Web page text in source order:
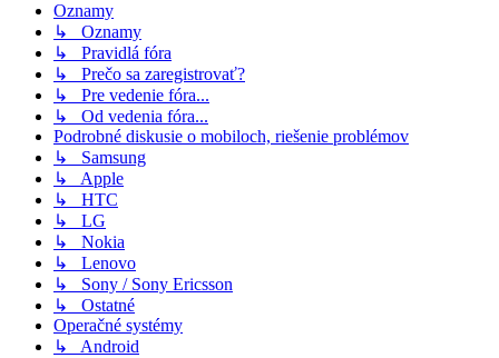
Oznamy
↳ Oznamy
↳ Pravidlá fóra
↳ Prečo sa zaregistrovať?
↳ Pre vedenie fóra...
↳ Od vedenia fóra...
Podrobné diskusie o mobiloch, riešenie problémov
↳ Samsung
↳ Apple
↳ HTC
↳ LG
↳ Nokia
↳ Lenovo
↳ Sony / Sony Ericsson
↳ Ostatné
Operačné systémy
↳ Android